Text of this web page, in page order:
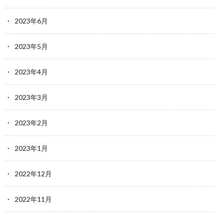
2023年6月
2023年5月
2023年4月
2023年3月
2023年2月
2023年1月
2022年12月
2022年11月